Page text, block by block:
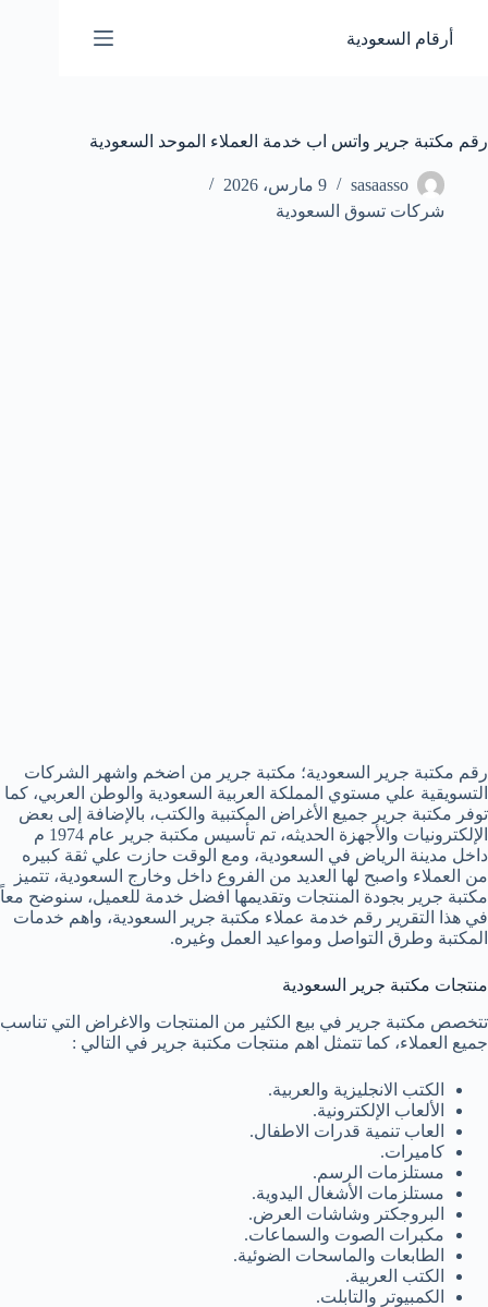
المحتوى
أرقام السعودية
رقم مكتبة جرير واتس اب خدمة العملاء الموحد السعودية
sasaasso
9 مارس، 2026
شركات تسوق السعودية
رقم مكتبة جرير السعودية؛ مكتبة جرير من اضخم واشهر الشركات
التسويقية علي مستوي المملكة العربية السعودية والوطن العربي، كما
توفر مكتبة جرير جميع الأغراض المكتبية والكتب، بالإضافة إلى بعض
الإلكترونيات والأجهزة الحديثه، تم تأسيس مكتبة جرير عام 1974 م
داخل مدينة الرياض في السعودية، ومع الوقت حازت علي ثقة كبيره
من العملاء واصبح لها العديد من الفروع داخل وخارج السعودية، تتميز
مكتبة جرير بجودة المنتجات وتقديمها افضل خدمة للعميل، سنوضح معاً
في هذا التقرير رقم خدمة عملاء مكتبة جرير السعودية، واهم خدمات
المكتبة وطرق التواصل ومواعيد العمل وغيره.
منتجات مكتبة جرير السعودية
تتخصص مكتبة جرير في بيع الكثير من المنتجات والاغراض التي تناسب
جميع العملاء، كما تتمثل اهم منتجات مكتبة جرير في التالي :
الكتب الانجليزية والعربية.
الألعاب الإلكترونية.
العاب تنمية قدرات الاطفال.
كاميرات.
مستلزمات الرسم.
مستلزمات الأشغال اليدوية.
البروجكتر وشاشات العرض.
مكبرات الصوت والسماعات.
الطابعات والماسحات الضوئية.
الكتب العربية.
الكمبيوتر والتابلت.